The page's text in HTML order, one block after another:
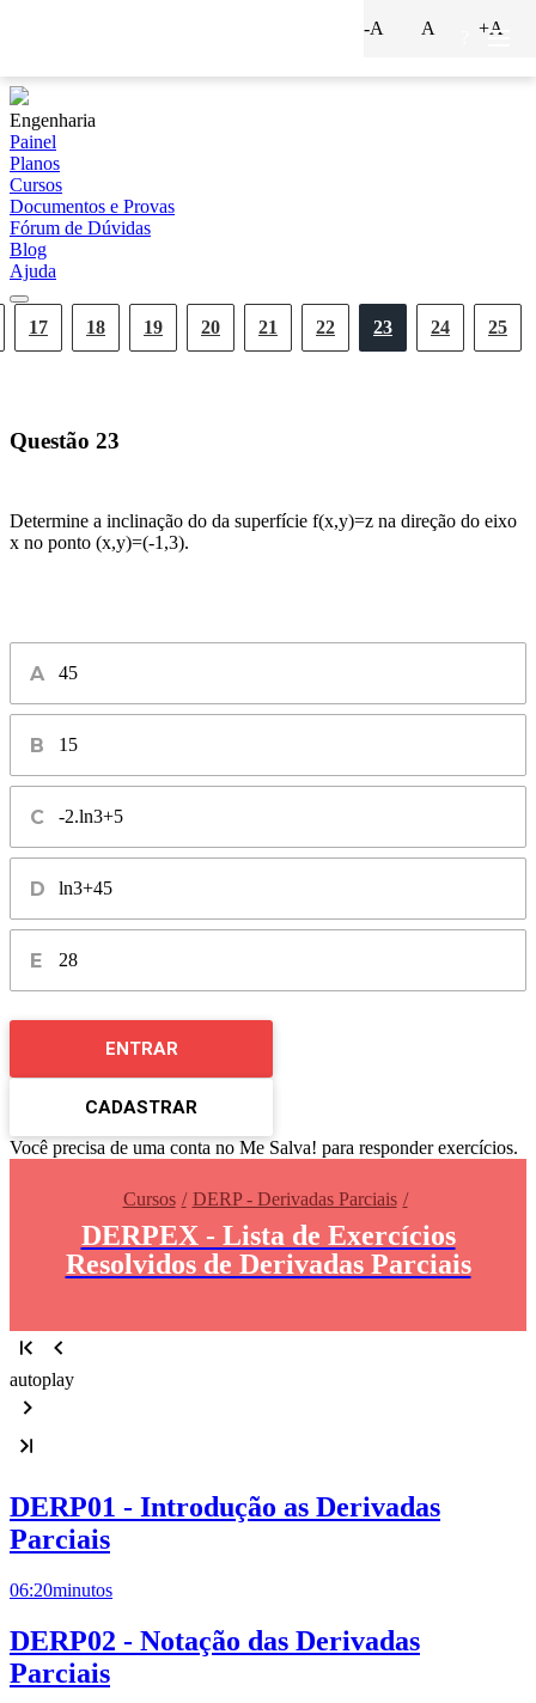
Engenharia
Painel
Planos
Cursos
Documentos e Provas
Fórum de Dúvidas
Blog
Ajuda
17 18 19 20 21 22 23 24 25
-A A +A
Questão 23
Determine a inclinação do da superfície f(x,y)=z na direção do eixo
x no ponto (x,y)=(-1,3).
45
15
-2.ln3+5
ln3+45
28
ENTRAR
CADASTRAR
Você precisa de uma conta no Me Salva! para responder exercícios.
Cursos DERP - Derivadas Parciais
DERPEX - Lista de Exercícios
Resolvidos de Derivadas Parciais
autoplay
DERP01 - Introdução as Derivadas
Parciais
06:20minutos
DERP02 - Notação das Derivadas
Parciais